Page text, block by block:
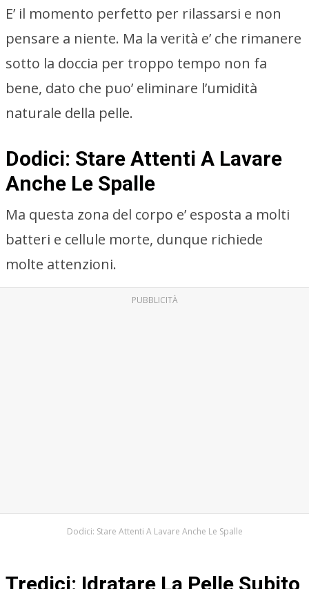
E’ il momento perfetto per rilassarsi e non
pensare a niente. Ma la verità e’ che rimanere
sotto la doccia per troppo tempo non fa
bene, dato che puo’ eliminare l’umidità
naturale della pelle.
Dodici: Stare Attenti A Lavare
Anche Le Spalle
Ma questa zona del corpo e’ esposta a molti
batteri e cellule morte, dunque richiede
molte attenzioni.
PUBBLICITÀ
Dodici: Stare Attenti A Lavare Anche Le Spalle
Tredici: Idratare La Pelle Subito